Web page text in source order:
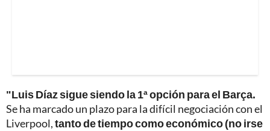
"Luis Díaz sigue siendo la 1ª opción para el Barça.
Se ha marcado un plazo para la difícil negociación con el
Liverpool,tanto de tiempo como económico (no irse